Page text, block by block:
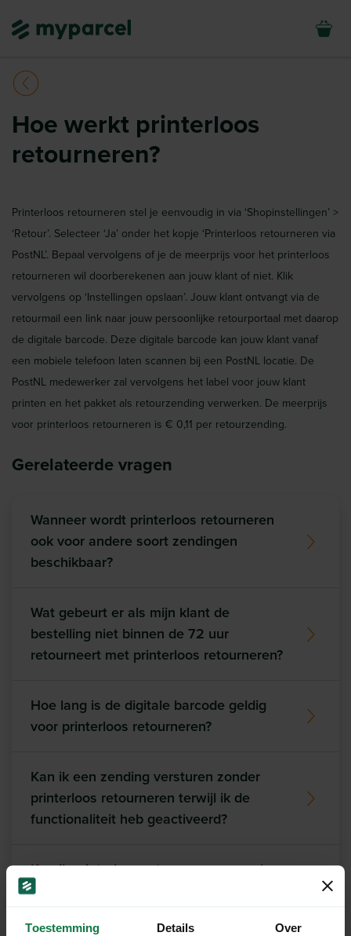
Toestemming Details Over
Hoe werkt printerloos
retourneren?
Printerloos retourneren stel je eenvoudig in via ‘Shopinstellingen’ >
‘Retour’. Selecteer ‘Ja’ onder het kopje ‘Printerloos retourneren via
PostNL’. Bepaal vervolgens of je de meerprijs voor het printerloos
retourneren wil doorberekenen aan jouw klant of niet. Klik
vervolgens op ‘Instellingen opslaan’. Jouw klant ontvangt via de
retourmail een link naar jouw persoonlijke retourportaal met daarop
de digitale barcode. Deze digitale barcode kan jouw klant vanaf
een mobiele telefoon laten scannen bij een PostNL locatie. De
PostNL medewerker zal vervolgens het label voor jouw klant
printen en het pakket als retourzending verwerken. De meerprijs
voor printerloos retourneren is € 0,11 per retourzending.
Gerelateerde vragen
Wanneer wordt printerloos retourneren
ook voor andere soort zendingen
beschikbaar?
Wat gebeurt er als mijn klant de
bestelling niet binnen de 72 uur
retourneert met printerloos retourneren?
Hoe lang is de digitale barcode geldig
voor printerloos retourneren?
Kan ik een zending versturen zonder
printerloos retourneren terwijl ik de
functionaliteit heb geactiveerd?
Kan ik printerloos retourneren voor al
mijn zendingen gebruiken?